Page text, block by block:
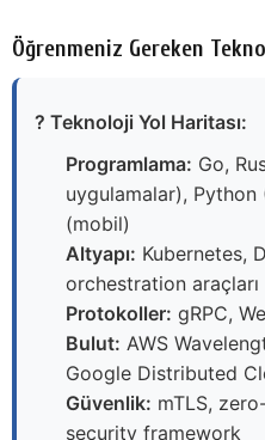
Öğrenmeniz Gereken
? Teknoloji Yol Haritası:
Programlama: Go,
uygulamalar),
(mobil)
Altyapı: Kubernetes,
orchestration araçları
Protokoller: gRPC,
Bulut: AWS
Google Distributed
Güvenlik: mTLS,
security framework